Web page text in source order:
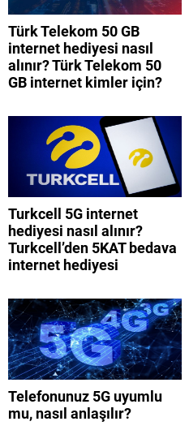
Türk Telekom 50 GB
internet hediyesi nasıl
alınır? Türk Telekom 50
GB internet kimler için?
Turkcell 5G internet
hediyesi nasıl alınır?
Turkcell’den 5KAT bedava
internet hediyesi
Telefonunuz 5G uyumlu
mu, nasıl anlaşılır?